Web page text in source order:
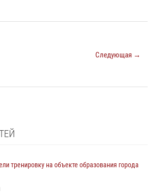
Следующая →
тренировку на объекте образования города